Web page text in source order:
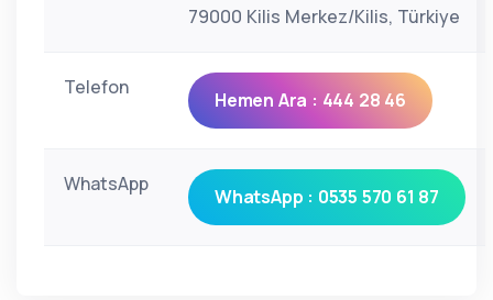
79000 Kilis Merkez/Kilis, Türkiye
Telefon
Hemen Ara : 444 28 46
WhatsApp
WhatsApp : 0535 570 61 87